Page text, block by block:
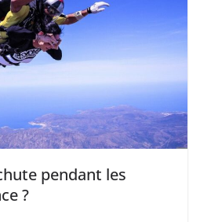
pendant les
?